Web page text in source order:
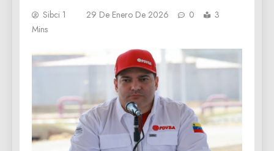
Sibci 1 29 De Enero De 2026 0
3
Mins